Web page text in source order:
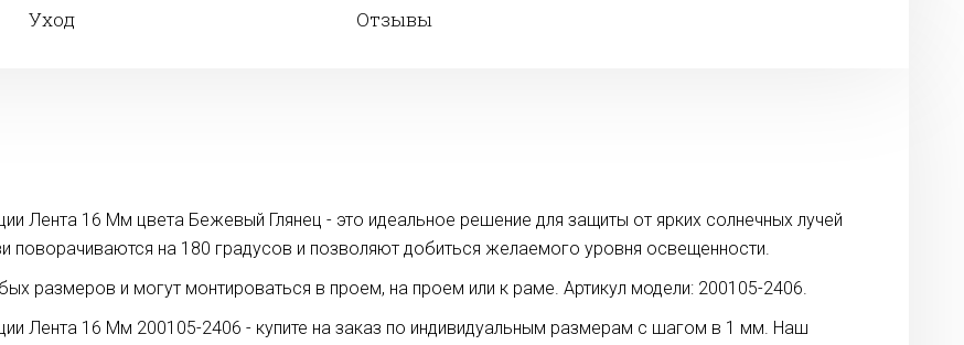
Уход Отзывы
Лента 16 Мм цвета Бежевый Глянец - это идеальное решение для защиты от ярких солнечных лучей
поворачиваются на 180 градусов и позволяют добиться желаемого уровня освещенности.
размеров и могут монтироваться в проем, на проем или к раме. Артикул модели: 200105-2406.
Лента 16 Мм 200105-2406 - купите на заказ по индивидуальным размерам с шагом в 1 мм. Наш